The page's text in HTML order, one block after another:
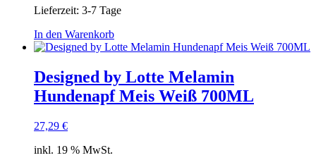
Lieferzeit: 3-7 Tage
In den Warenkorb
Designed by Lotte Melamin
Hundenapf Meis Weiß 700ML
27,29 €
inkl. 19 % MwSt.